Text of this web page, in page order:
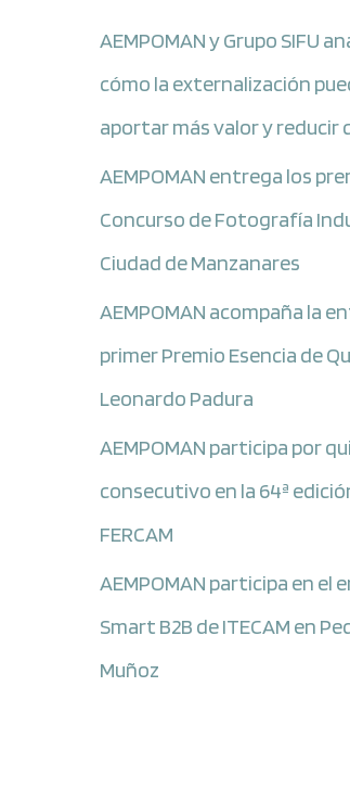
AEMPOMAN y Grupo SIFU
cómo la externalización
aportar más valor y reducir
AEMPOMAN entrega los
Concurso de Fotografía
Ciudad de Manzanares
AEMPOMAN acompaña la
primer Premio Esencia de
Leonardo Padura
AEMPOMAN participa por
consecutivo en la 64ª
FERCAM
AEMPOMAN participa en el
Smart B2B de ITECAM en
Muñoz